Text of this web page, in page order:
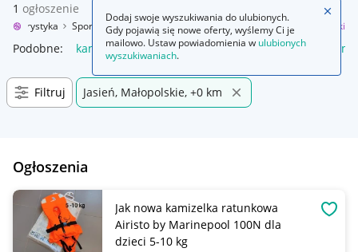
1 ogłoszenie
i turystyka Sporty wodne Sprzęt ratunkowy i asekuracyjny Kamizelki
Podobne: kamizelka kamizelka do pływania dla dzieci
Filtruj Jasień, Małopolskie, +0 km
Ogłoszenia
Jak nowa kamizelka ratunkowa
Airisto by Marinepool 100N dla
dzieci 5-10 kg
Dodaj swoje wyszukiwania do ulubionych.
Gdy pojawią się nowe oferty, wyślemy Ci je
mailowo. Ustaw powiadomienia w ulubionych
wyszukiwaniach.